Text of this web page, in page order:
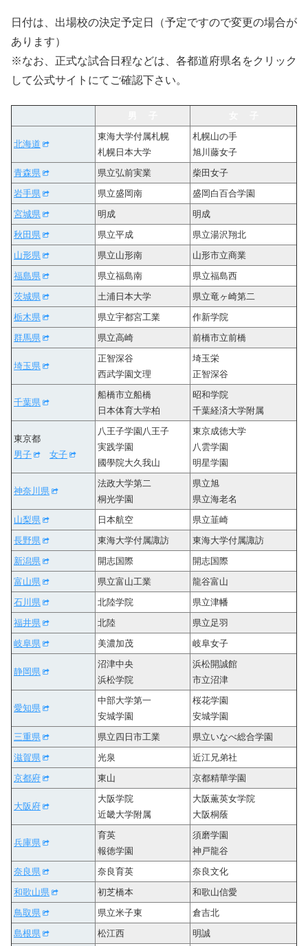
日付は、出場校の決定予定日（予定ですので変更の場合が
あります）
※なお、正式な試合日程などは、各都道府県名をクリック
して公式サイトにてご確認下さい。
北海道
東海大学付属札幌
札幌日本大学
札幌山の手
旭川藤女子
青森県
県立弘前実業
柴田女子
岩手県
県立盛岡南
盛岡白百合学園
宮城県
明成
明成
秋田県
県立平成
県立湯沢翔北
山形県
県立山形南
山形市立商業
福島県
県立福島南
県立福島西
茨城県
土浦日本大学
県立竜ヶ崎第二
栃木県
県立宇都宮工業
作新学院
群馬県
県立高崎 前橋市立前橋
埼玉県
正智深谷
西武学園文理
埼玉栄
正智深谷
千葉県
船橋市立船橋
日本体育大学柏
昭和学院
千葉経済大学附属
東京都
男子
女子
八王子学園八王子
実践学園
國學院大久我山
東京成徳大学
八雲学園
明星学園
神奈川県
法政大学第二
桐光学園
県立旭
県立海老名
山梨県
日本航空
県立韮崎
長野県
東海大学付属諏訪
東海大学付属諏訪
新潟県
開志国際
開志国際
富山県
県立富山工業
龍谷富山
石川県
北陸学院
県立津幡
福井県
北陸
県立足羽
岐阜県
美濃加茂 岐阜女子
静岡県
沼津中央
浜松学院
浜松開誠館
市立沼津
愛知県
中部大学第一
安城学園
桜花学園
安城学園
三重県
県立四日市工業
県立いなべ総合学園
滋賀県
光泉
近江兄弟社
京都府
東山 京都精華学園
大阪府
大阪学院
近畿大学附属
大阪薫英女学院
大阪桐蔭
兵庫県
育英
報徳学園
須磨学園
神戸龍谷
奈良県
奈良育英
奈良文化
和歌山県
初芝橋本
和歌山信愛
鳥取県
県立米子東
倉吉北
島根県
松江西 明誠